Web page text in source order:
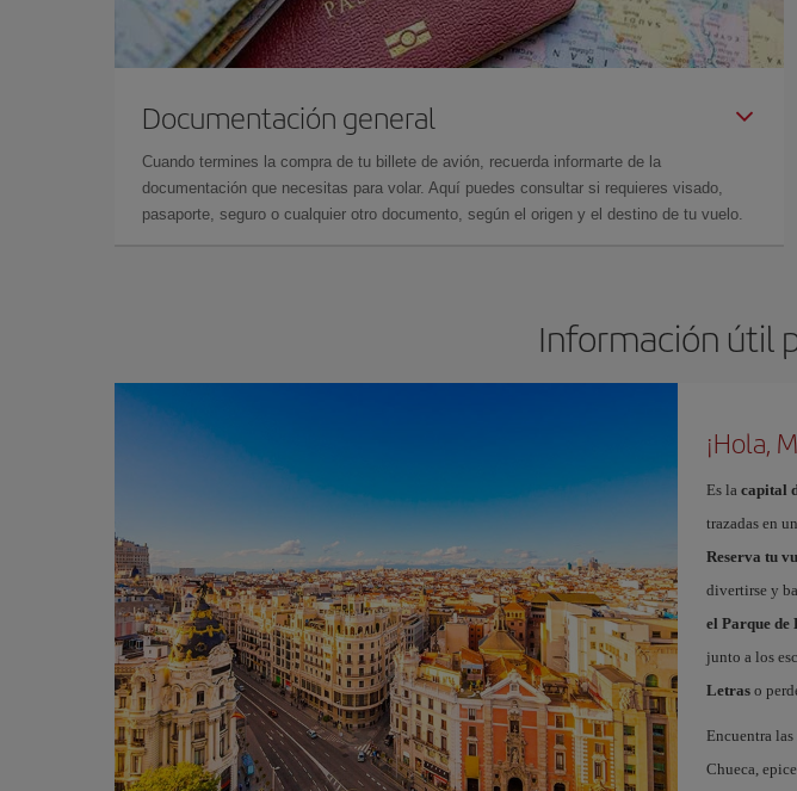
Documentación general
Cuando termines la compra de tu billete de avión, recuerda informarte de la
documentación que necesitas para volar. Aquí puedes consultar si requieres visado,
pasaporte, seguro o cualquier otro documento, según el origen y el destino de tu vuelo.
Información útil
¡Hola,
Es la capital
trazadas en
Reserva tu
divertirse y
el Parque de
junto a los
Letraso
Encuentra las
Chueca,